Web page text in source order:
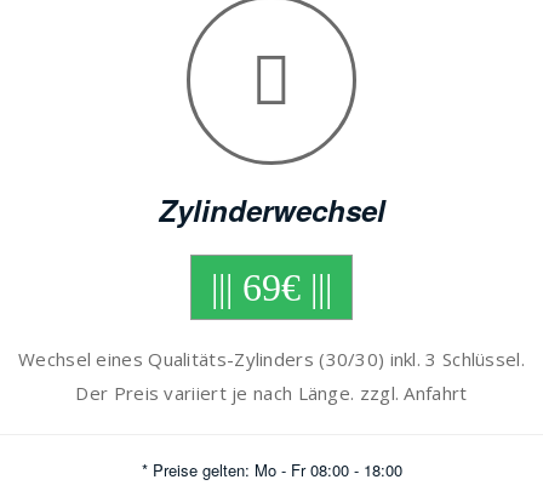
Zylinderwechsel
||| 69€ |||
Wechsel eines Qualitäts-Zylinders (30/30) inkl. 3 Schlüssel.
Der Preis variiert je nach Länge. zzgl. Anfahrt
* Preise gelten: Mo - Fr 08:00 - 18:00